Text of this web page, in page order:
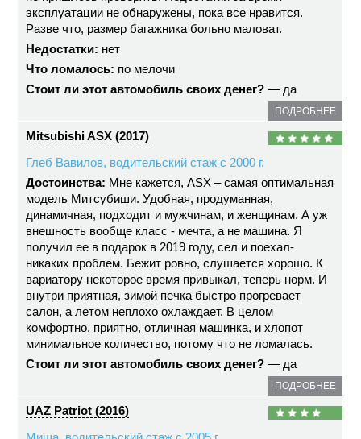
эксплуатации не обнаружены, пока все нравится.
Разве что, размер багажника больно маловат.
Недостатки: нет
Что ломалось: по мелочи
Стоит ли этот автомобиль своих денег? — да
ПОДРОБНЕЕ
Mitsubishi ASX (2017)
Глеб Вавилов, водительский стаж с 2000 г.
Достоинства: Мне кажется, ASX – самая оптимальная
модель Митсубиши. Удобная, продуманная,
динамичная, подходит и мужчинам, и женщинам. А уж
внешность вообще класс - мечта, а не машина. Я
получил ее в подарок в 2019 году, сел и поехал-
никаких проблем. Бежит ровно, слушается хорошо. К
вариатору некоторое время привыкал, теперь норм. И
внутри приятная, зимой печка быстро прогревает
салон, а летом неплохо охлаждает. В целом
комфортно, приятно, отличная машинка, и хлопот
минимальное количество, потому что не ломалась.
Стоит ли этот автомобиль своих денег? — да
ПОДРОБНЕЕ
UAZ Patriot (2016)